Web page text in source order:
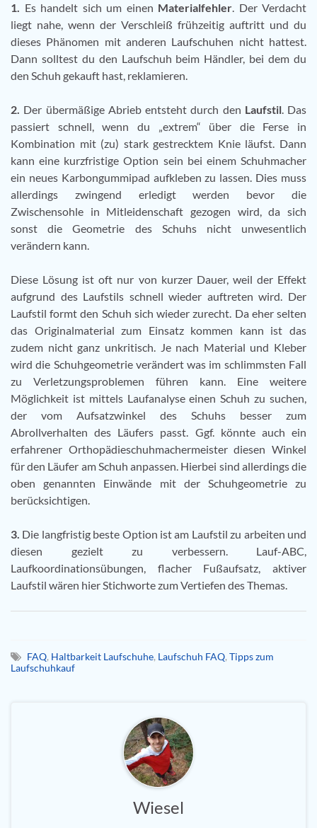
1. Es handelt sich um einen Materialfehler. Der Verdacht
liegt nahe, wenn der Verschleiß frühzeitig auftritt und du
dieses Phänomen mit anderen Laufschuhen nicht hattest.
Dann solltest du den Laufschuh beim Händler, bei dem du
den Schuh gekauft hast, reklamieren.
2. Der übermäßige Abrieb entsteht durch den Laufstil. Das
passiert schnell, wenn du „extrem“ über die Ferse in
Kombination mit (zu) stark gestrecktem Knie läufst. Dann
kann eine kurzfristige Option sein bei einem Schuhmacher
ein neues Karbongummipad aufkleben zu lassen. Dies muss
allerdings zwingend erledigt werden bevor die
Zwischensohle in Mitleidenschaft gezogen wird, da sich
sonst die Geometrie des Schuhs nicht unwesentlich
verändern kann.
Diese Lösung ist oft nur von kurzer Dauer, weil der Effekt
aufgrund des Laufstils schnell wieder auftreten wird. Der
Laufstil formt den Schuh sich wieder zurecht. Da eher selten
das Originalmaterial zum Einsatz kommen kann ist das
zudem nicht ganz unkritisch. Je nach Material und Kleber
wird die Schuhgeometrie verändert was im schlimmsten Fall
zu Verletzungsproblemen führen kann. Eine weitere
Möglichkeit ist mittels Laufanalyse einen Schuh zu suchen,
der vom Aufsatzwinkel des Schuhs besser zum
Abrollverhalten des Läufers passt. Ggf. könnte auch ein
erfahrener Orthopädieschuhmachermeister diesen Winkel
für den Läufer am Schuh anpassen. Hierbei sind allerdings die
oben genannten Einwände mit der Schuhgeometrie zu
berücksichtigen.
3. Die langfristig beste Option ist am Laufstil zu arbeiten und
diesen gezielt zu verbessern. Lauf-ABC,
Laufkoordinationsübungen, flacher Fußaufsatz, aktiver
Laufstil wären hier Stichworte zum Vertiefen des Themas.
FAQ, Haltbarkeit Laufschuhe, Laufschuh FAQ, Tipps zum
Laufschuhkauf
Wiesel